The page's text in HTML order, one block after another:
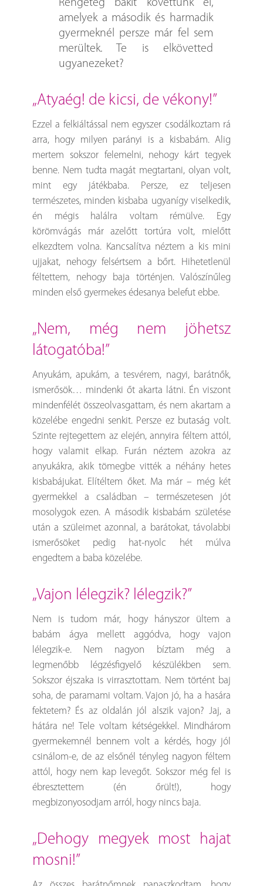
Rengeteg bakit követtünk el,
amelyek a második és harmadik
gyermeknél persze már fel sem
merültek. Te is elkövetted
ugyanezeket?
„atyaég! de kicsi, de vékony!”
Ezzel a felkiáltással nem egyszer csodálkoztam rá
arra, hogy milyen parányi is a kisbabám. Alig
mertem sokszor felemelni, nehogy kárt tegyek
benne. Nem tudta magát megtartani, olyan volt,
mint egy játékbaba. Persze, ez teljesen
természetes, minden kisbaba ugyanígy viselkedik,
én mégis halálra voltam rémülve. Egy
körömvágás már azelőtt tortúra volt, mielőtt
elkezdtem volna. Kancsalítva néztem a kis mini
ujjakat, nehogy felsértsem a bőrt. Hihetetlenül
féltettem, nehogy baja történjen. Valószínűleg
minden első gyermekes édesanya belefut ebbe.
„nem, még nem jöhetsz
látogatóba!”
Anyukám, apukám, a tesvérem, nagyi, barátnők,
ismerősök… mindenki őt akarta látni. Én viszont
mindenfélét összeolvasgattam, és nem akartam a
közelébe engedni senkit. Persze ez butaság volt.
Szinte rejtegettem az elején, annyira féltem attól,
hogy valamit elkap. Furán néztem azokra az
anyukákra, akik tömegbe vitték a néhány hetes
kisbabájukat. Elítéltem őket. Ma már – még két
gyermekkel a családban – természetesen jót
mosolygok ezen. A második kisbabám születése
után a szüleimet azonnal, a barátokat, távolabbi
ismerősöket pedig hat-nyolc hét múlva
engedtem a baba közelébe.
„vajon lélegzik? lélegzik?”
Nem is tudom már, hogy hányszor ültem a
babám ágya mellett aggódva, hogy vajon
lélegzik-e. Nem nagyon bíztam még a
legmenőbb légzésfigyelő készülékben sem.
Sokszor éjszaka is virrasztottam. Nem történt baj
soha, de paramami voltam. Vajon jó, ha a hasára
fektetem? És az oldalán jól alszik vajon? Jaj, a
hátára ne! Tele voltam kétségekkel. Mindhárom
gyermekemnél bennem volt a kérdés, hogy jól
csinálom-e, de az elsőnél tényleg nagyon féltem
attól, hogy nem kap levegőt. Sokszor még fel is
ébresztettem (én őrült!), hogy
megbizonyosodjam arról, hogy nincs baja.
„dehogy megyek most hajat
mosni!”